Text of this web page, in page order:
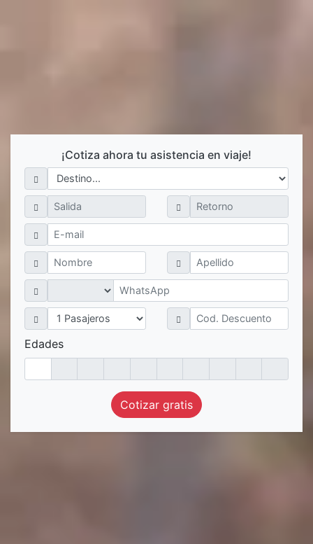
¡Cotiza ahora tu asistencia en viaje!
Edades
Cotizar gratis